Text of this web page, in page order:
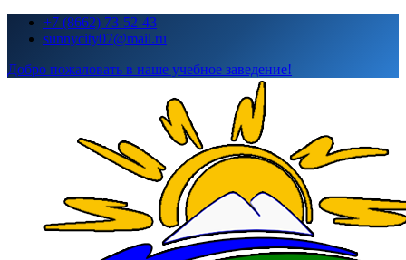
Перейти+7 (8662) 73-52-43
sunnycity07@mail.ru
Добро пожаловать в наше учебное заведение!